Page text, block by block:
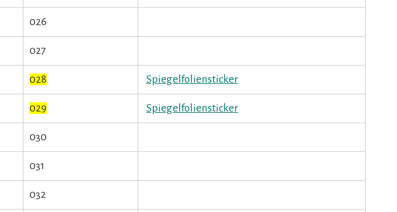
026
027
028 Spiegelfoliensticker
029 Spiegelfoliensticker
030
031
032